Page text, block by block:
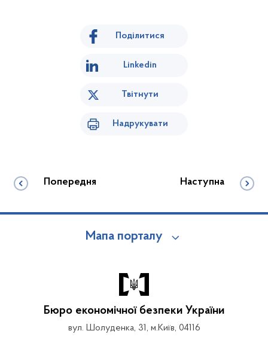
Поділитися
Linkedin
Твітнути
Надрукувати
Попередня Наступна
Мапа порталу
Бюро економічної безпеки України
вул. Шолуденка, 31, м.Київ, 04116